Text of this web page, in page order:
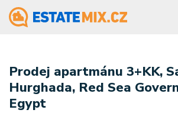
Prodej apartmánu 3+KK,
Hurghada, Red Sea
Egypt